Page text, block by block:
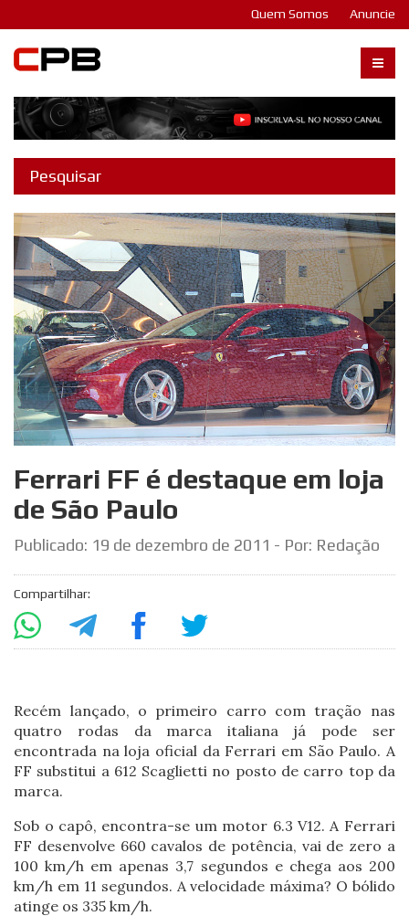
Quem Somos Anuncie
Ferrari FF é destaque em loja
de São Paulo
Publicado: 19 de dezembro de 2011 - Por: Redação
Compartilhar:
Recém lançado, o primeiro carro com tração nas
quatro rodas da marca italiana já pode ser
encontrada na loja oficial da Ferrari em São Paulo. A
FF substitui a 612 Scaglietti no posto de carro top da
marca.
Sob o capô, encontra-se um motor 6.3 V12. A Ferrari
FF desenvolve 660 cavalos de potência, vai de zero a
100 km/h em apenas 3,7 segundos e chega aos 200
km/h em 11 segundos. A velocidade máxima? O bólido
atinge os 335 km/h.